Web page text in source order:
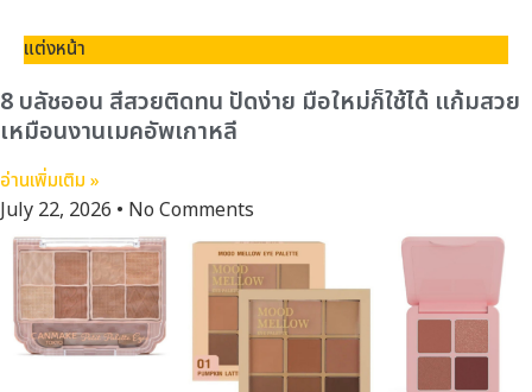
แต่งหน้า
8 บลัชออน สีสวยติดทน ปัดง่าย มือใหม่ก็ใช้ได้ แก้มสวย
เหมือนงานเมคอัพเกาหลี
อ่านเพิ่มเติม »
July 22, 2026 No Comments